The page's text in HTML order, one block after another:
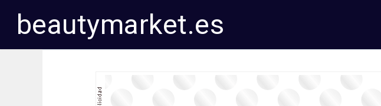
beautymarket.es